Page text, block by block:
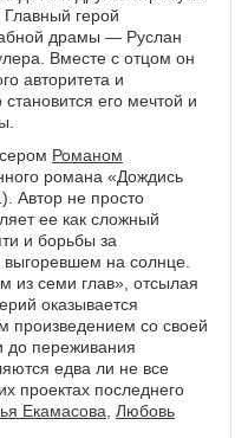
герой
драмы — Руслан
Вместе с отцом он
авторитета и
его мечтой и
Романом
романа «Дождись
Автор не просто
ее как сложный
и борьбы за
выгоревшем на солнце.
из семи глав», отсылая
оказывается
произведением со своей
до переживания
едва ли не все
проектах последнего
Екамасова
Любовь